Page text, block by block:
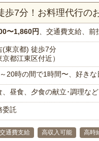
7分！お料理代行の
〜1,860円 、交通費支給、前
(東京都) 徒歩7分
京都江東区付近）
20時の間で1時間〜、好き
、昼食、夕食の献立･調理など
委託
交通費支給 高収入可能 高時